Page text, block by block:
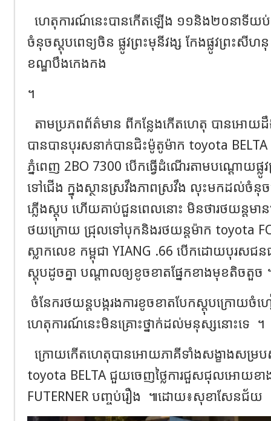
ហេតុការណ៍​នេះ​បាន​កើត​ឡើង​ ១១និង​២០នាទី​យប់​
ចំនុច​ស្តុប​ពេទ្យ​ចិន​ ផ្លូវ​ព្រះមុនីវង្ស​ កែង​ផ្លូវ​ព្រះ​សី
ខណ្ឌ​បឹង​កេង​កង​
​។
តាម​ប្រភព​ព័ត៌មាន​ ពី​កន្លែង​កើត​ហេតុ​ បានអោយ​
បាន​បាន​បុរស​នាក់​បានជិះ​ម៉ូតូ​ម៉ាក​ toyota
ភ្នំពេញ​ 2BO 7300 បេីក​ធ្វើ​ដំណើរ​តាម​បណ្ដោយ​ផ្
ទៅ​ជើង​ ក្នុង​ស្ថាន​ស្រវឹង​ភាព​ស្រវឹង​ លុះ​មក​ដល់​ចំ
ភ្លើង​ស្តុប​ ហេីយ​គាប់​ជួន​ពេល​នោះ​ មិន​ថា​រថយន្ត​មាន​
ថយ​ក្រោយ​ ជ្រុល​ទៅ​បុក​និង​រថយន្ត​ម៉ាក​ toyota​
ស្លាក​លេខ​ កម្ពុជា​ YIANG .66 បេីក​ដោយ​បុរស​ជន
ស្តុប​ដូច​គ្នា​ បណ្តាល​ឲ្យ​ខូចខាត​ផ្នែក​ខាង​មុខ​តិចតួច​
ចំនែក​រថយន្ត​បង្ក​រងការ​ខូចខាត​បែក​ស្តុប​ក្រោយ​ចំហ
ហេតុការណ៍​នេះ​មិន​គ្រោះថ្នាក់​ដល់​មនុស្ស​នោះ​ទេ​ ។
ក្រោយ​កេីត​ហេតុ​បាន​អោយ​ភាគី​ទាំង​សង្ខាង​សម្រ
toyota BELTA ជួយ​ចេញ​ថ្លៃ​ការ​ជួសជុល​អោយ​ខា
FUTERNER បញ្ចប់​រឿង​
៕ដោយ៖សុខាសែនជ័យ